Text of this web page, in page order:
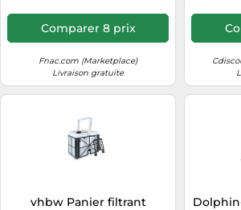
Comparer 8 prix
Fnac.com (Marketplace)
Livraison gratuite
vhbw Panier filtrant